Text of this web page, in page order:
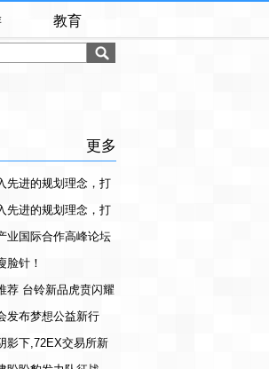
教育
更多
先进的规划理念，打
而来
先进的规划理念，打
而来
业国际合作高峰论坛
点引人关注
脸针！
荐 台铃新品虎贲闪耀
发布梦想公益新行
影下,72EX交易所新